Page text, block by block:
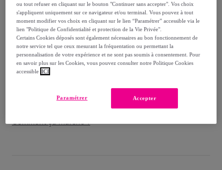
Livraison
Livraison offerte par la marque
Livraison estimée: entre le et le
Comment ça marche ?
ou tout refuser en cliquant sur le bouton "Continuer sans accepter". Vos choix
s'appliquent uniquement sur ce navigateur et/ou terminal. Vous pouvez à tout
moment modifier vos choix en cliquant sur le lien “Paramétrer” accessible via le
lien "Politique de Confidentialité et protection de la Vie Privée".
Certains Cookies déposés sont également nécessaires au bon fonctionnement de
notre service tel que ceux mesurant la fréquentation ou permettant la
personnalisation de votre expérience et ne sont pas soumis à consentement. Pour
en savoir plus sur les Cookies, vous pouvez consulter notre Politique Cookies
accessible ICI
Accepter
Paramétrer